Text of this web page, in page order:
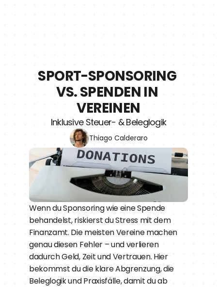
SPORT-SPONSORING
VS. SPENDEN IN
VEREINEN
Inklusive Steuer- & Beleglogik
Thiago Calderaro
Wenn du Sponsoring wie eine Spende
behandelst, riskierst du Stress mit dem
Finanzamt. Die meisten Vereine machen
genau diesen Fehler – und verlieren
dadurch Geld, Zeit und Vertrauen. Hier
bekommst du die klare Abgrenzung, die
Beleglogik und Praxisfälle, damit du ab